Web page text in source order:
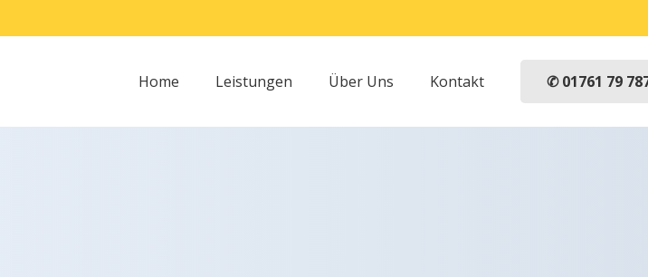
Home Leistungen Über Uns Kontakt ✆ 01761 79